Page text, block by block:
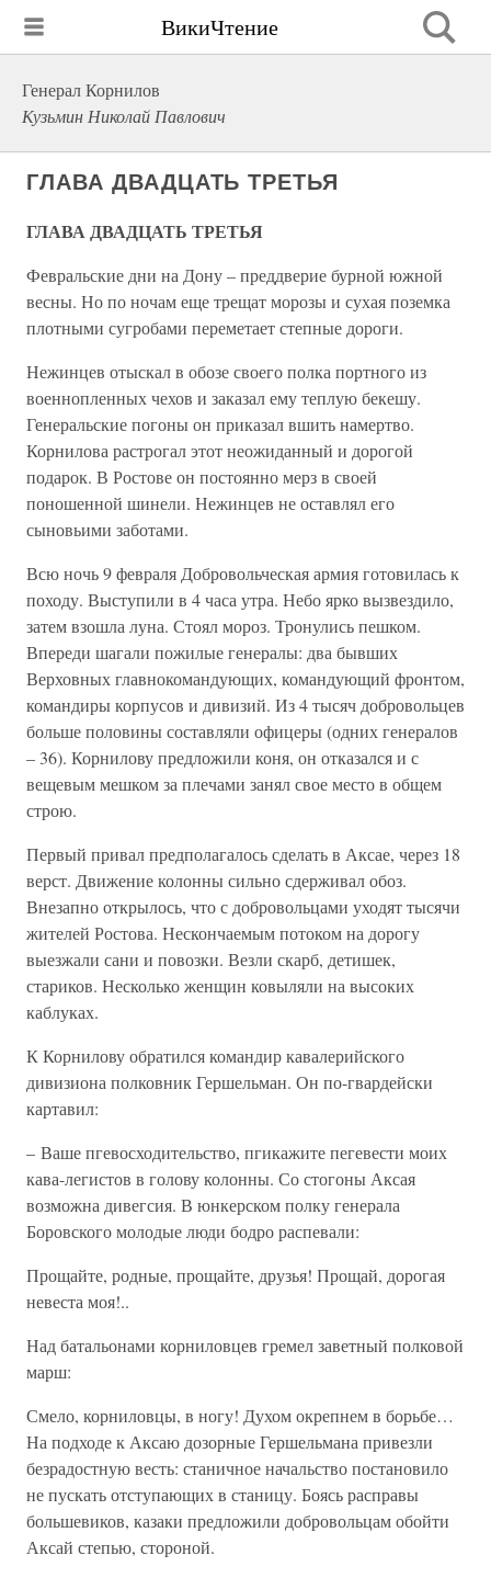
ВикиЧтение
Генерал Корнилов
Кузьмин Николай Павлович
ГЛАВА ДВАДЦАТЬ ТРЕТЬЯ
ГЛАВА ДВАДЦАТЬ ТРЕТЬЯ
Февральские дни на Дону – преддверие бурной южной
весны. Но по ночам еще трещат морозы и сухая поземка
плотными сугробами переметает степные дороги.
Нежинцев отыскал в обозе своего полка портного из
военнопленных чехов и заказал ему теплую бекешу.
Генеральские погоны он приказал вшить намертво.
Корнилова растрогал этот неожиданный и дорогой
подарок. В Ростове он постоянно мерз в своей
поношенной шинели. Нежинцев не оставлял его
сыновьими заботами.
Всю ночь 9 февраля Добровольческая армия готовилась к
походу. Выступили в 4 часа утра. Небо ярко вызвездило,
затем взошла луна. Стоял мороз. Тронулись пешком.
Впереди шагали пожилые генералы: два бывших
Верховных главнокомандующих, командующий фронтом,
командиры корпусов и дивизий. Из 4 тысяч добровольцев
больше половины составляли офицеры (одних генералов
– 36). Корнилову предложили коня, он отказался и с
вещевым мешком за плечами занял свое место в общем
строю.
Первый привал предполагалось сделать в Аксае, через 18
верст. Движение колонны сильно сдерживал обоз.
Внезапно открылось, что с добровольцами уходят тысячи
жителей Ростова. Нескончаемым потоком на дорогу
выезжали сани и повозки. Везли скарб, детишек,
стариков. Несколько женщин ковыляли на высоких
каблуках.
К Корнилову обратился командир кавалерийского
дивизиона полковник Гершельман. Он по-гвардейски
картавил:
– Ваше пгевосходительство, пгикажите пегевести моих
кава-легистов в голову колонны. Со стогоны Аксая
возможна дивегсия. В юнкерском полку генерала
Боровского молодые люди бодро распевали:
Прощайте, родные, прощайте, друзья! Прощай, дорогая
невеста моя!..
Над батальонами корниловцев гремел заветный полковой
марш:
Смело, корниловцы, в ногу! Духом окрепнем в борьбе…
На подходе к Аксаю дозорные Гершельмана привезли
безрадостную весть: станичное начальство постановило
не пускать отступающих в станицу. Боясь расправы
большевиков, казаки предложили добровольцам обойти
Аксай степью, стороной.